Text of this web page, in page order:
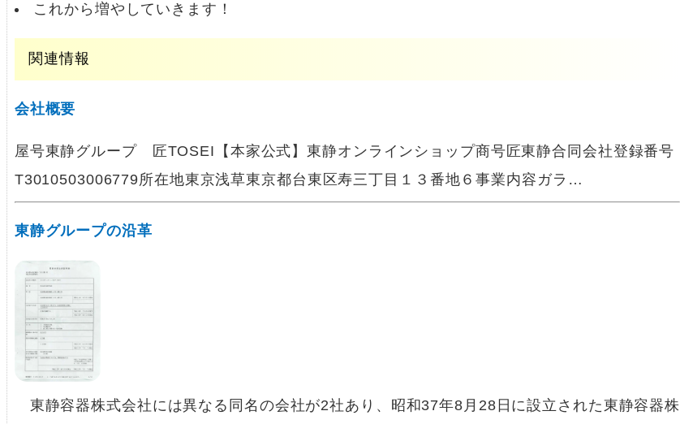
これから増やしていきます！
関連情報
会社概要
屋号東静グループ 匠TOSEI【本家公式】東静オンラインショップ商号匠東静合同会社登録番号
T3010503006779所在地東京浅草東京都台東区寿三丁目１３番地６事業内容ガラ…
東静グループの沿革
東静容器株式会社には異なる同名の会社が2社あり、昭和37年8月28日に設立された東静容器株